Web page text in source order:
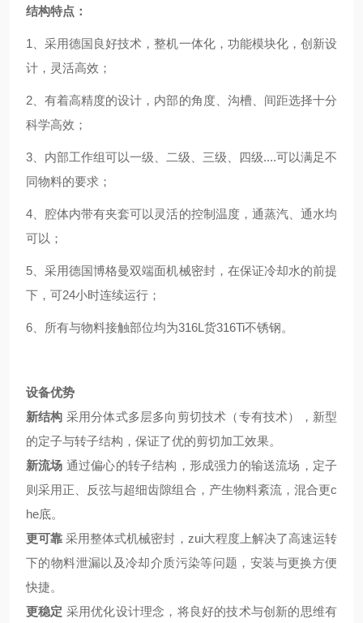
结构特点：
1、采用德国良好技术，整机一体化，功能模块化，创新设
计，灵活高效；
2、有着高精度的设计，内部的角度、沟槽、间距选择十分
科学高效；
3、内部工作组可以一级、二级、三级、四级....可以满足不
同物料的要求；
4、腔体内带有夹套可以灵活的控制温度，通蒸汽、通水均
可以；
5、采用德国博格曼双端面机械密封，在保证冷却水的前提
下，可24小时连续运行；
6、所有与物料接触部位均为316L货316Ti不锈钢。
设备优势
新结构 采用分体式多层多向剪切技术（专有技术），新型
的定子与转子结构，保证了优的剪切加工效果。
新流场 通过偏心的转子结构，形成强力的输送流场，定子
则采用正、反弦与超细齿隙组合，产生物料紊流，混合更c
he底。
更可靠 采用整体式机械密封，zui大程度上解决了高速运转
下的物料泄漏以及冷却介质污染等问题，安装与更换方便
快捷。
更稳定 采用优化设计理念，将良好的技术与创新的思维有